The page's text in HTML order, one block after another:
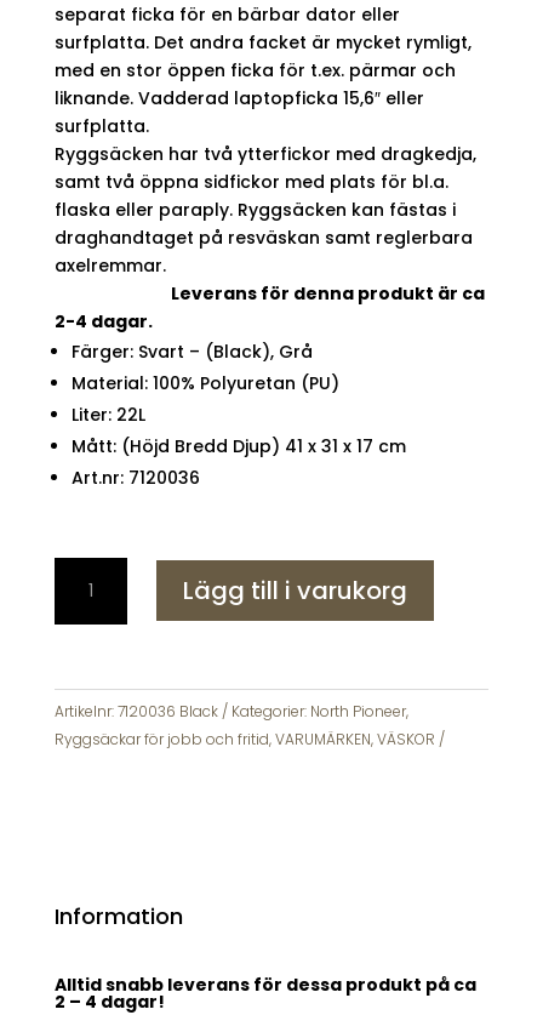
separat ficka för en bärbar dator eller
surfplatta. Det andra facket är mycket rymligt,
med en stor öppen ficka för t.ex. pärmar och
liknande. Vadderad laptopficka 15,6″ eller
surfplatta.
Ryggsäcken har två ytterfickor med dragkedja,
samt två öppna sidfickor med plats för bl.a.
flaska eller paraply. Ryggsäcken kan fästas i
draghandtaget på resväskan samt reglerbara
axelremmar.
Leverans för denna produkt är ca
2-4 dagar.
Färger: Svart – (Black), Grå
Material: 100% Polyuretan (PU)
Liter: 22L
Mått: (Höjd Bredd Djup) 41 x 31 x 17 cm
Art.nr: 7120036
Pioneer
Flight
Black
-
Svart
Lägg till i varukorg
Artikelnr:7120036 Black Kategorier: North Pioneer,
Ryggsäckar för jobb och fritid,VARUMÄRKEN,VÄSKOR
Information
Alltid snabb leverans för dessa produkt på ca
2 – 4 dagar!